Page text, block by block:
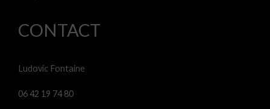
CONTACT
Ludovic Fontaine
06 42 19 74 80